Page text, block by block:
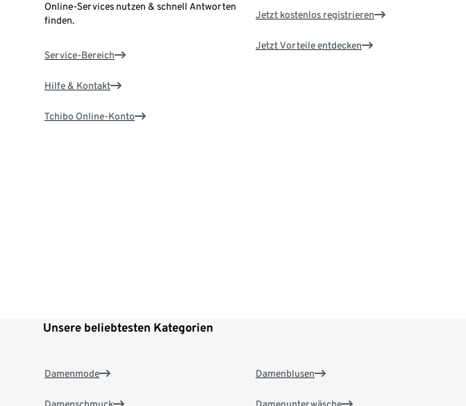
Online-Services nutzen & schnell Antworten
finden.
Service-Bereich
Hilfe & Kontakt
Tchibo Online-Konto
Jetzt kostenlos registrieren
Jetzt Vorteile entdecken
Unsere beliebtesten Kategorien
Damenmode Damenblusen